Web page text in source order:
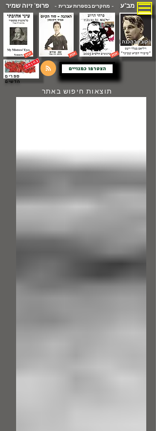
מב"ע - מחקרים בספרות עברית -פרופ' זיוה שמיר
( קובץ בהכנה )
הצטרפו כמנויים
ספרים
חדשים
תוצאות חיפוש באתר